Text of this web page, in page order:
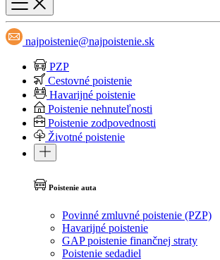
najpoistenie@najpoistenie.sk
PZP
Cestovné poistenie
Havarijné poistenie
Poistenie nehnuteľnosti
Poistenie zodpovednosti
Životné poistenie
Poistenie auta
Povinné zmluvné poistenie (PZP)
Havarijné poistenie
GAP poistenie finančnej straty
Poistenie sedadiel